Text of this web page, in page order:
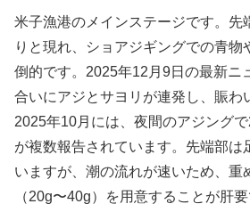
米子漁港のメインステージです。先
りと現れ、ショアジギングでの青物
倒的です。2025年12月9日の最新ニ
合いにアジとサヨリが連発し、賑わ
2025年10月には、夜間のアジング
が複数報告されています。先端部は
いますが、潮の流れが速いため、重
（20g〜40g）を用意することが肝要